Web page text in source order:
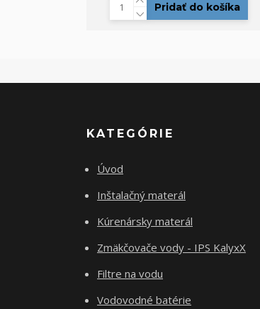
Pridať do košíka
KATEGÓRIE
Úvod
Inštalačný materál
Kúrenársky materál
Zmäkčovače vody - IPS KalyxX
Filtre na vodu
Vodovodné batérie